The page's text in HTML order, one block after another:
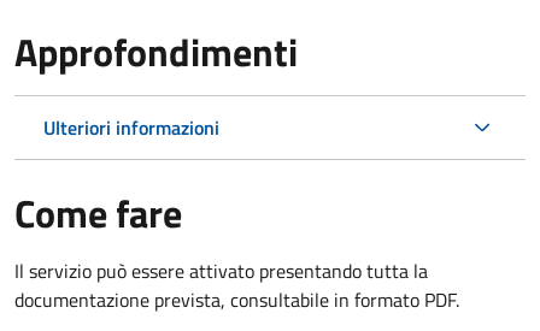
Approfondimenti
Ulteriori informazioni
Come fare
Il servizio può essere attivato presentando tutta la
documentazione prevista, consultabile in formato PDF.